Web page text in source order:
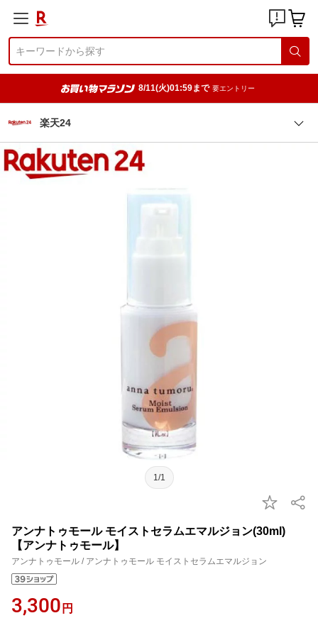
8/11(火)01:59まで 要エントリー
楽天24
1/1
アンナトゥモール モイストセラムエマルジョン(30ml)
【アンナトゥモール】
アンナトゥモール / アンナトゥモール モイストセラムエマルジョン
3,300 円